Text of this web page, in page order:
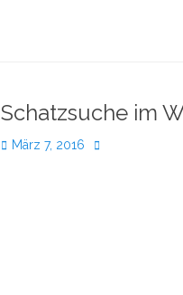
Schatzsuche im
Veröffentlicht
März 7, 2016 Autor